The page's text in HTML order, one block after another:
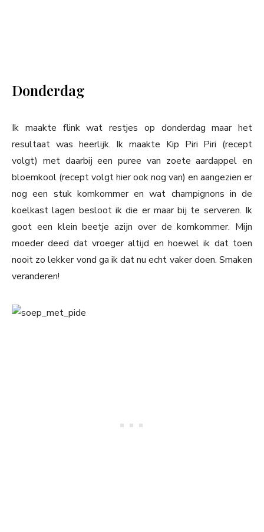
Donderdag
Ik maakte flink wat restjes op donderdag maar het
resultaat was heerlijk. Ik maakte Kip Piri Piri (recept
volgt) met daarbij een puree van zoete aardappel en
bloemkool (recept volgt hier ook nog van) en aangezien er
nog een stuk komkommer en wat champignons in de
koelkast lagen besloot ik die er maar bij te serveren. Ik
goot een klein beetje azijn over de komkommer. Mijn
moeder deed dat vroeger altijd en hoewel ik dat toen
nooit zo lekker vond ga ik dat nu echt vaker doen. Smaken
veranderen!